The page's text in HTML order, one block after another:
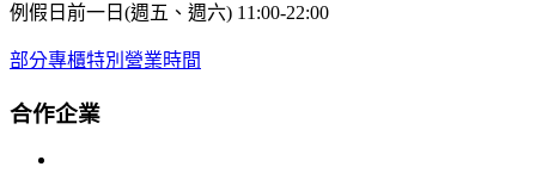
例假日前一日(週五、週六) 11:00-22:00
部分專櫃特別營業時間
合作企業